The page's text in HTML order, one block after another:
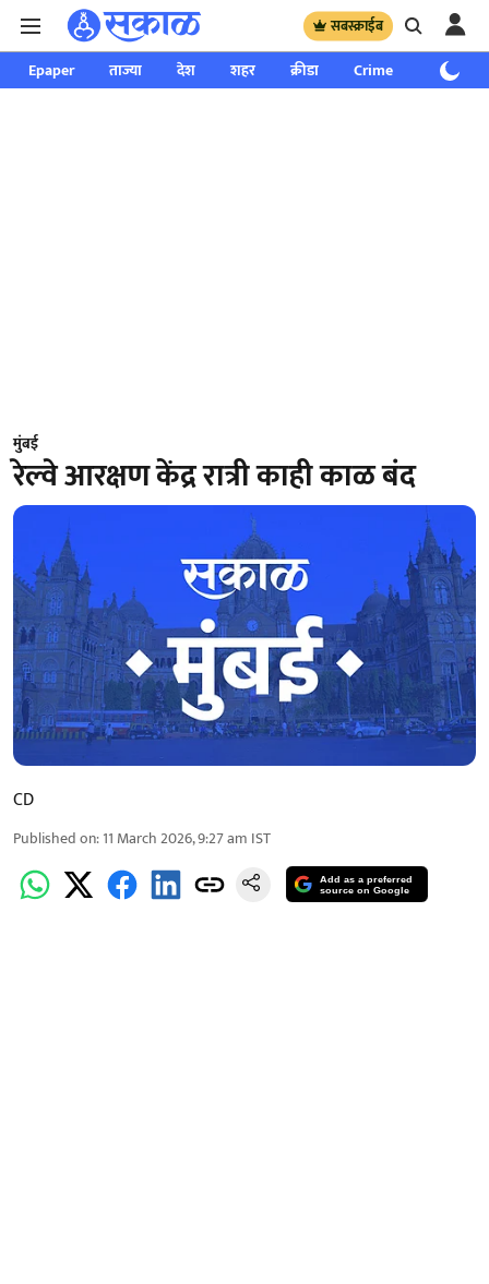
सबस्क्राईब
Epaper ताज्या देश शहर क्रीडा Crime साप्ताहिक
मुंबई
रेल्वे आरक्षण केंद्र रात्री काही काळ बंद
CD
Published on:11 March 2026, 9:27 am IST
Add as a preferred
source on Google